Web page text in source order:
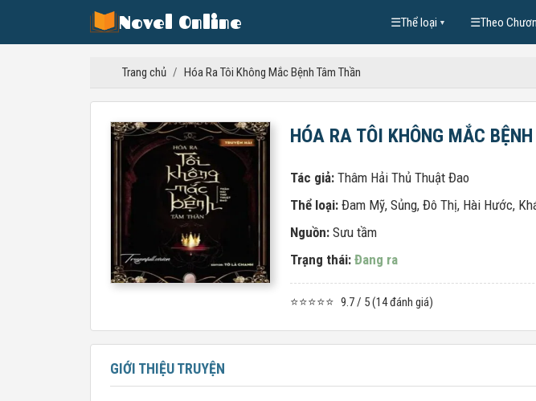
Novel Online ☰Thể loại ▼ ☰Theo
Trang chủ / Hóa Ra Tôi Không Mắc Bệnh Tâm Thần
HÓA RA TÔI KHÔNG MẮC
Tác giả: Thâm Hải Thủ Thuật Đao
Thể loại: Đam Mỹ, Sủng, Đô Thị, Hài Hước,
Nguồn: Sưu tầm
Trạng thái: Đang ra
⭐⭐⭐⭐⭐ 9.7 / 5 (14 đánh giá)
GIỚI THIỆU TRUYỆN